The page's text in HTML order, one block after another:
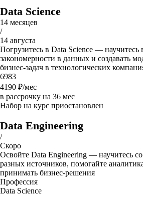
Data Science
14 месяцев
/
14 августа
Погрузитесь в Data Science — научитесь
закономерности в данных и создавать
бизнес-задач в технологических
6983
4190 ₽/мес
в рассрочку на 36 мес
Набор на курс приостановлен
Data Engineering
/
Скоро
Освойте Data Engineering — научитесь
разных источников, помогайте
принимать бизнес-решения
Профессия
Data Science